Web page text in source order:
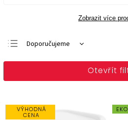
Zobrazit více
Doporučujeme
Nejlevnější
Abecedně
Otevřít
VÝHODNÁ
CENA